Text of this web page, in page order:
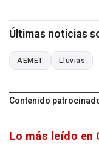
Últimas noticias
AEMET Lluvias
Contenido
Lo más leído en